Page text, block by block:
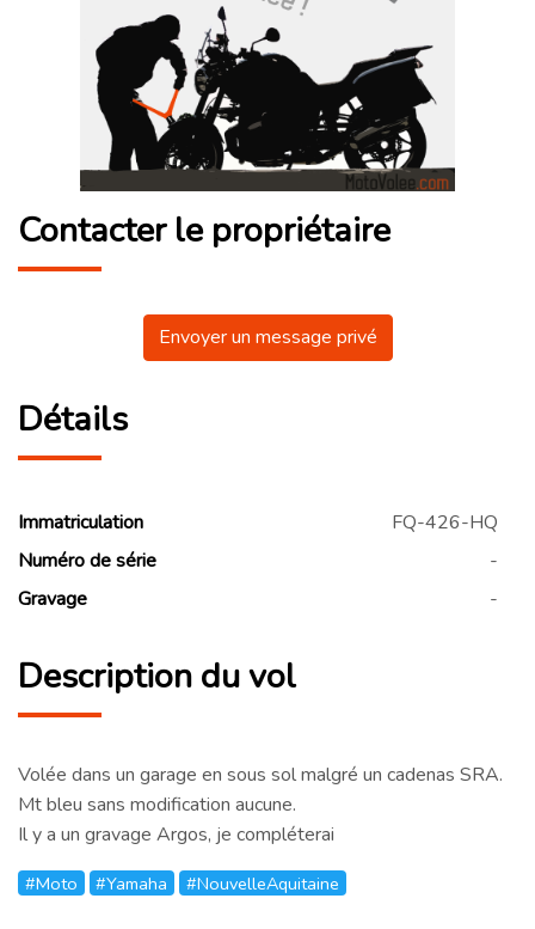
Contacter le propriétaire
Envoyer un message privé
Détails
Immatriculation
FQ-426-HQ
Numéro de série
-
Gravage
-
Description du vol
Volée dans un garage en sous sol malgré un cadenas SRA.
Mt bleu sans modification aucune.
Il y a un gravage Argos, je compléterai
#Moto #Yamaha #NouvelleAquitaine